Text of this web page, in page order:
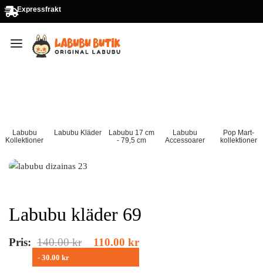
Expressfrakt
Labubu
Kollektioner
Labubu Kläder
Labubu 17 cm
- 79,5 cm
Labubu
Accessoarer
Pop Mart-
kollektioner
Labubu kläder 69
Pris: 140.00kr 110.00 kr
- 30.00 kr